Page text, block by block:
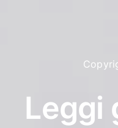
Leggi